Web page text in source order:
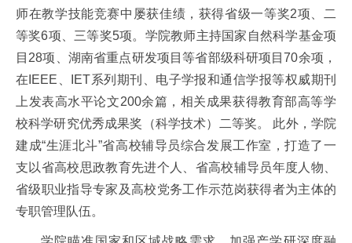
师在教学技能竞赛中屡获佳绩，获得省级一等奖2项、二
等奖6项、三等奖5项。学院教师主持国家自然科学基金项
目28项、湖南省重点研发项目等省部级科研项目70余项，
在IEEE、IET系列期刊、电子学报和通信学报等权威期刊
上发表高水平论文200余篇，相关成果获得教育部高等学
校科学研究优秀成果奖（科学技术）二等奖。 此外，学院
建成“生涯北斗”省高校辅导员综合发展工作室，打造了一
支以省高校思政教育先进个人、省高校辅导员年度人物、
省级职业指导专家及高校党务工作示范岗获得者为主体的
专职管理队伍。